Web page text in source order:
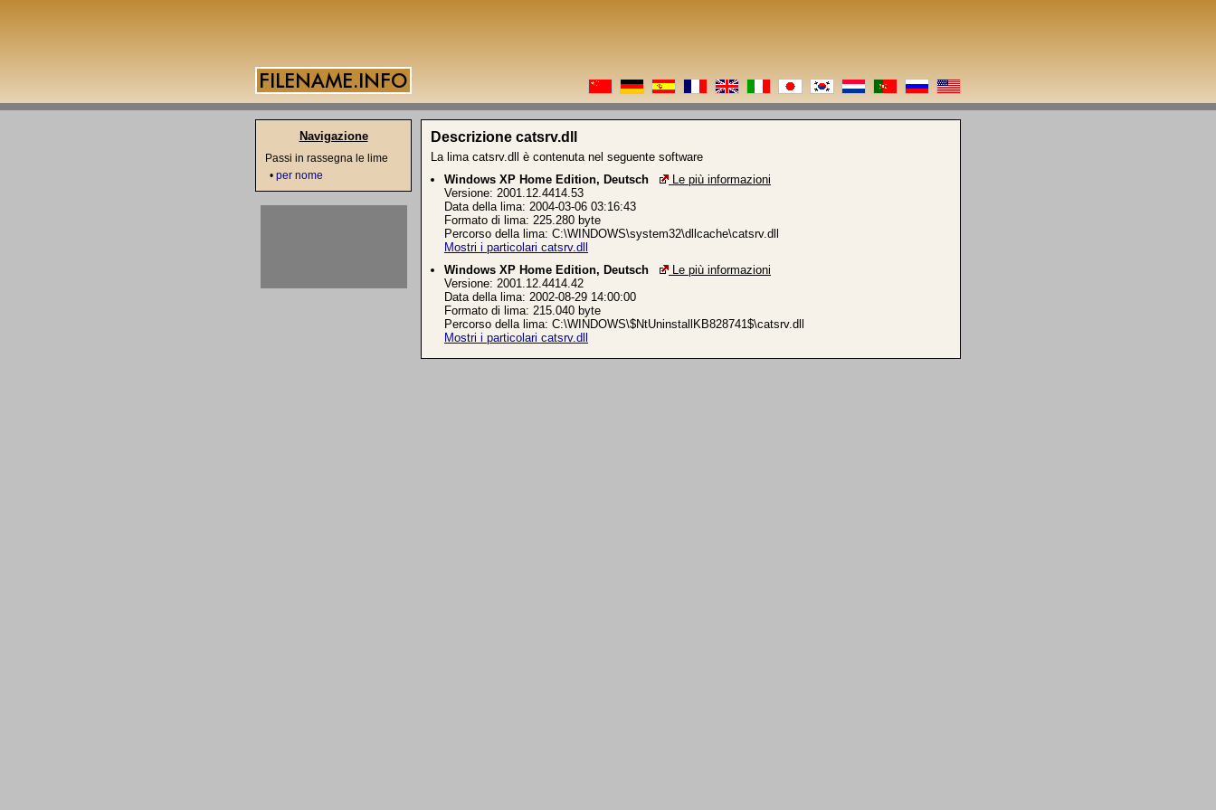
Descrizione catsrv.dll
La lima catsrv.dll è contenuta nel seguente software
Windows XP Home Edition, Deutsch
Le più informazioni
Versione: 2001.12.4414.53
Data della lima: 2004-03-06 03:16:43
Formato di lima: 225.280 byte
Percorso della lima: C:\WINDOWS\system32\dllcache\catsrv.dll
Mostri i particolari catsrv.dll
Windows XP Home Edition, Deutsch
Le più informazioni
Versione: 2001.12.4414.42
Data della lima: 2002-08-29 14:00:00
Formato di lima: 215.040 byte
Percorso della lima: C:\WINDOWS\$NtUninstallKB828741$\catsrv.dll
Mostri i particolari catsrv.dll
Navigazione
Passi in rassegna le lime
• per nome